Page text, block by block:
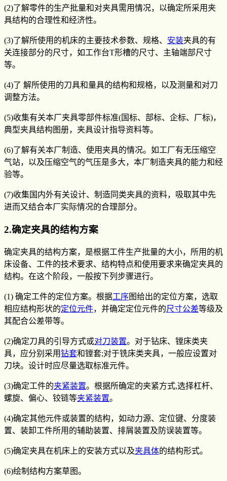
(2)了解零件的生产批量和对夹具需用情况，以确定所采用夹
具结构的合理性和经济性。
(3)了解所使用的机床的主要技术参数、规格、 安装夹具的有
关连接部分的尺寸，如工作台T形槽的尺寸、主轴端部尺寸
等。
(4)了 解所使用的刀具和量具的结构和规格，以及测量和对刀
调整方法。
(5)收集有关本厂夹具零部件标准(国标、部标、企标、厂标)，
典型夹具结构图册，夹具设计指导资料等。
(6)了解有关本厂制造、使用夹具的情况。如工厂有无压缩空
气站，以及压缩空气的气压是多大，本厂制造夹具的能力和经
验等。
(7)收集国内外有关设计、制造同类夹具的资料，吸取其中先
进而又结合本厂实际情况的合理部分。
2.确定夹具的结构方案
确定夹具的结构方案，是根据工件生产批量的大小，所用的机
床设备、工件的技术要求、结构特点和使用要求来确定夹具的
结构。在这个阶段，一般按下列步骤进行。
(1) 确定工件的定位方案。根据工序图给出的定位方案，选取
相应结构形状的定位元件，并确定定位元件的尺寸公差等级及
其配合公差带等。
(2)确定刀具的引导方式或对刀装置。对于钻床、镗床类夹
具，应分别采用钻套和镗套;对于铣床类夹具，一般应设置对
刀块。设计时应尽量选取标准元件。
(3)确定工件的夹紧装置。根据所确定的夹紧方式,选择杠杆、
螺旋、偏心、铰链等夹紧装置。
(4)确定其他元件或装置的结构，如动力源、定位键、分度装
置、装卸工件所用的辅助装置、排屑装置及防误装置等。
(5)确定夹具在机床上的安装方式以及夹具体的结构形式。
(6)绘制结构方案草图。